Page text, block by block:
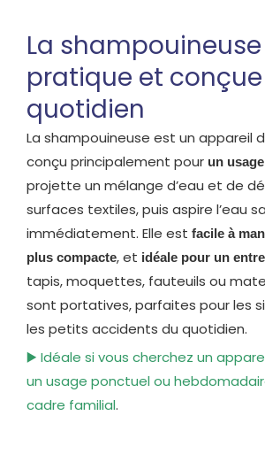
La shampouineuse
pratique et
quotidien
La shampouineuse est un appareil
conçu principalement pour un
projette un mélange d’eau et de
surfaces textiles, puis aspire l’eau
immédiatement. Elle est facile à
plus compacte, et idéale pour un
tapis, moquettes, fauteuils ou
sont portatives, parfaites pour les
les petits accidents du quotidien.
▶️ Idéale si vous cherchez un
un usage ponctuel ou
cadre familial.